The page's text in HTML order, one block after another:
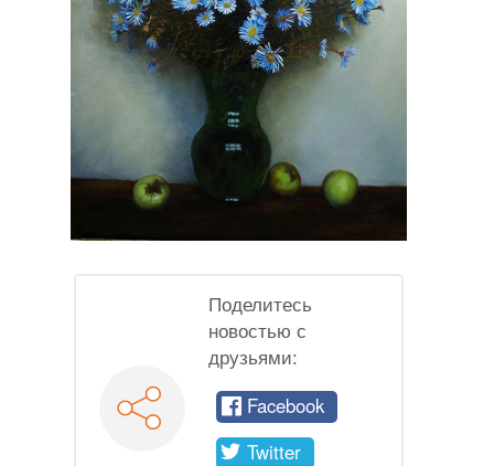
Поделитесь
новостью с
друзьями:
Facebook
Twitter